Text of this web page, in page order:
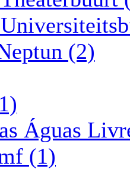
(2)
Águas
(1)